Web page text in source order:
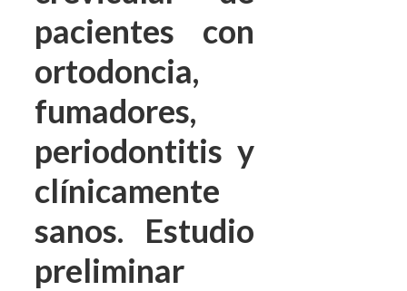
pacientes con
ortodoncia,
fumadores,
periodontitis y
clínicamente
sanos. Estudio
preliminar